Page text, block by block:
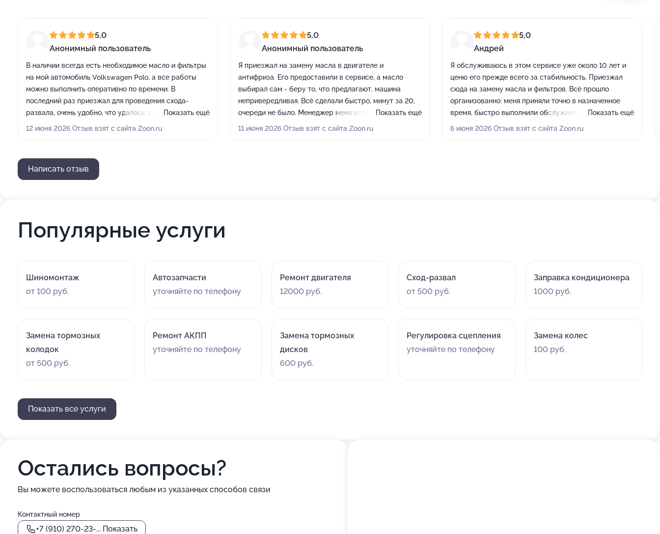
5,0
Анонимный пользователь
В наличии всегда есть необходимое масло и фильтры
на мой автомобиль Volkswagen Polo, а все работы
можно выполнить оперативно по времени. В
последний раз приезжал для проведения схода-
развала, очень удобно, что удалось записаться и
сделать всё в этот же день, не пришлось ждать
Показать ещё
12 июня 2026 Отзыв взят с сайта Zoon.ru
5,0
Анонимный пользователь
Я приезжал на замену масла в двигателе и
антифриза. Его предоставили в сервисе, а масло
выбирал сам - беру то, что предлагают, машина
непривередливая. Всё сделали быстро, минут за 20,
очереди не было. Менеджер меня встретил, объяснил
куда заезжать, а мастера всё сделали и дали
Показать ещё
11 июня 2026 Отзыв взят с сайта Zoon.ru
5,0
Андрей
Я обслуживаюсь в этом сервисе уже около 10 лет и
ценю его прежде всего за стабильность. Приезжал
сюда на замену масла и фильтров. Всё прошло
организованно: меня приняли точно в назначенное
время, быстро выполнили обслуживание и выдали
все необходимые документы, включая чек и отметку в
Показать ещё
6 июня 2026 Отзыв взят с сайта Zoon.ru
Написать отзыв
Популярные услуги
Шиномонтаж
от 100 руб.
Автозапчасти
уточняйте по телефону
Ремонт двигателя
12000 руб.
Сход-развал
от 500 руб.
Заправка кондиционера
1000 руб.
Замена тормозных
колодок
от 500 руб.
Ремонт АКПП
уточняйте по телефону
Замена тормозных
дисков
600 руб.
Регулировка сцепления
уточняйте по телефону
Замена колес
100 руб.
Показать все услуги
Остались вопросы?
Вы можете воспользоваться любым из указанных способов связи
Контактный номер
+7 (910) 270-23-... Показать